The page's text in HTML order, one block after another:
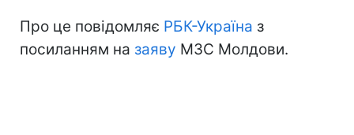
Про це повідомляє РБК-Україна з
посиланням на заяву МЗС Молдови.